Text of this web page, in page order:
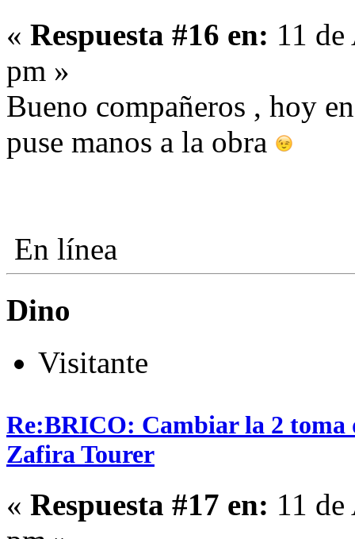
« Respuesta #16 en: 11
pm »
Bueno compañeros , hoy
puse manos a la obra
En línea
Dino
Visitante
Re:BRICO: Cambiar la 2 toma
Zafira Tourer
« Respuesta #17 en: 11